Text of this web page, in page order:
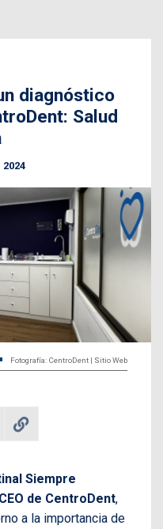
diagnóstico
Salud
Fotografía: CentroDent | Sitio Web
Siempre
CEO de CentroDent,
a la importancia de